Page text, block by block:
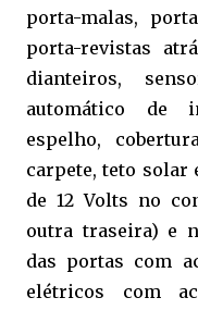
porta-malas, p
porta-revistas
dianteiros, se
automático de
espelho,
carpete, teto solar
de 12 Volts no
outra traseira) e
das portas com
elétricos com